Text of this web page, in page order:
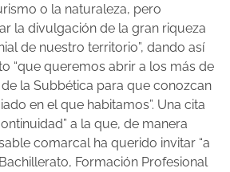
o la naturaleza, pero
la divulgación de la gran riqueza
de nuestro territorio”, dando así
“que queremos abrir a los más de
la Subbética para que conozcan
en el que habitamos”. Una cita
a la que, de manera
comarcal ha querido invitar “a
Formación Profesional